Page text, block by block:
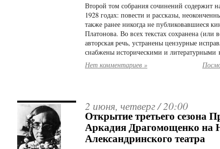
Второй том собрания сочинений содержит
1928 годах: повести и рассказы,
также ранее никогда не публиковавшиеся
Платонова. Во всех текстах сохранена (или
авторская речь, устранены цензурные
снабжены историческими и литературными
Нет комментариев »
2 июня, четверг /20:00
Открытие третьего сезона
Аркадия Драгомощенко на
Александринского театра